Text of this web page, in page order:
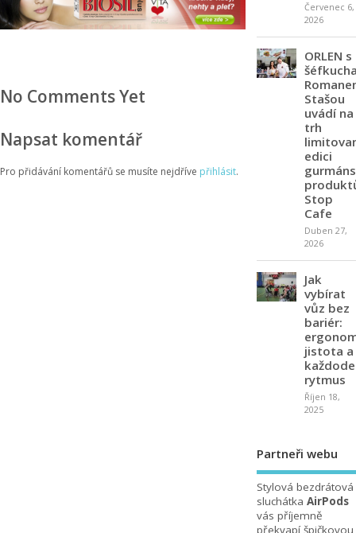
No Comments Yet
Napsat komentář
Pro přidávání komentářů se musíte nejdříve přihlásit.
Červenec 6,
2026
ORLEN s
Stašou
uvádí na
trh
edici
Stop
Cafe
Duben 27,
2026
Jak
vybírat
vůz bez
bariér:
jistota a
rytmus
Říjen 18,
2025
Partneři webu
Stylová bezdrátová
sluchátka AirPods
vás příjemně
překvapí špičkovou